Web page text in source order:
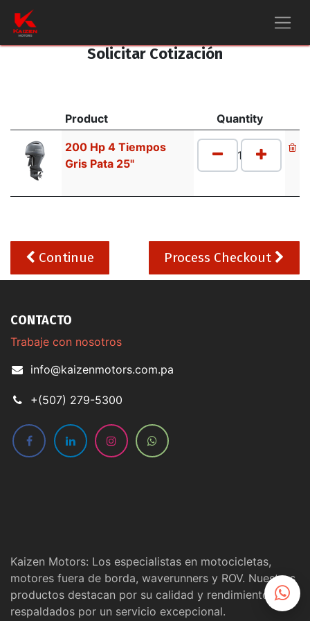
Solicitar Cotización
Product Quantity
200 Hp 4 Tiempos
Gris Pata 25"
Continue Process Checkout
CONTACTO
Trabaje con nosotros
info@kaizenmotors.com.pa
+(507) 279-5300
Kaizen Motors: Los especialistas en motocicletas,
motores fuera de borda, waverunners y ROV. Nuestros
productos destacan por su calidad y rendimiento,
respaldados por un servicio excepcional.